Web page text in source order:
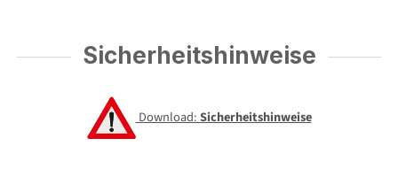
Sicherheitshinweise
Download:Sicherheitshinweise